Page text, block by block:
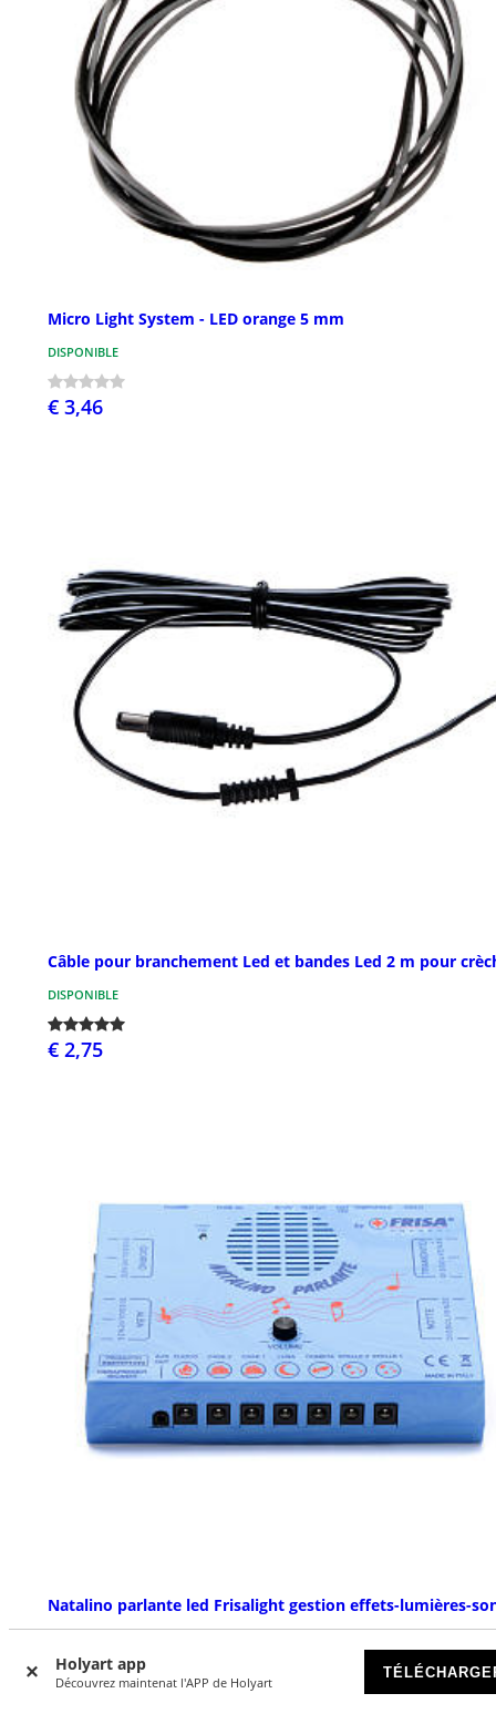
Holyart app
Découvrez maintenat l'APP de Holyart
Micro Light System - LED orange 5 mm
DISPONIBLE
€ 3,46
Câble pour branchement Led et bandes Led 2 m pour
DISPONIBLE
€ 2,75
Natalino parlante led Frisalight gestion effets-lumières-
€ 252,54